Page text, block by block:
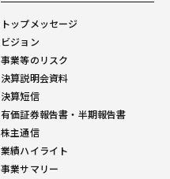
トップメッセージ
ビジョン
事業等のリスク
決算説明会資料
決算短信
有価証券報告書・半期報告書
株主通信
業績ハイライト
事業サマリー